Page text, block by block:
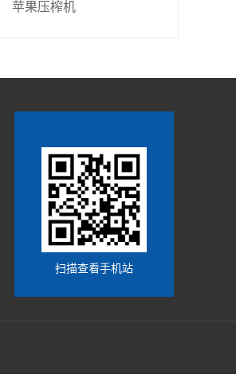
苹果压榨机
扫描查看手机站